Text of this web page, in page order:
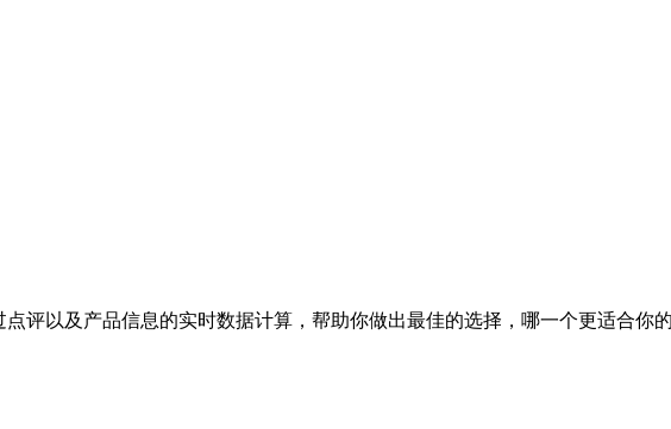
评以及产品信息的实时数据计算，帮助你做出最佳的选择，哪一个更适合你的